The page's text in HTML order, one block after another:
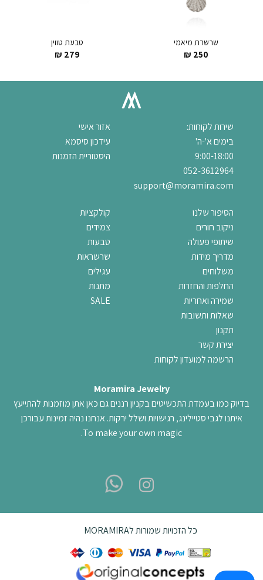
שרשרת מיאמי
250
₪
טבעת טווין
279
₪
שירות לקוחות:
בימים א'-ה'
9:00-18:00
052-3612964
support@moramira.com
אזור אישי
עידכון סיסמא
היסטוריית הזמנות
הסיפור שלנו
ניקוב חורים
שיתופי פעולה
מדריך מידות
משלוחים
החלפות והחזרות
שמירה ואחריות
שאלות ותשובות
תקנון
יצירת קשר
הרשמה למועדון לקוחות
קולקציות
צמידים
טבעות
שרשראות
עגילים
מתנות
SALE
Moramira Jewelry
בדיוק כמו בעמדת התכשיטים בקניון רננים גם כאן אתן מוזמנות להתייעץ
איתנו לגבי סטיילינג, רגישויות ושלל ירקות. אנחנו נהיה זמינות עבורכן
To make your own magic.
כל הזכויות שמורות לMORAMIRA